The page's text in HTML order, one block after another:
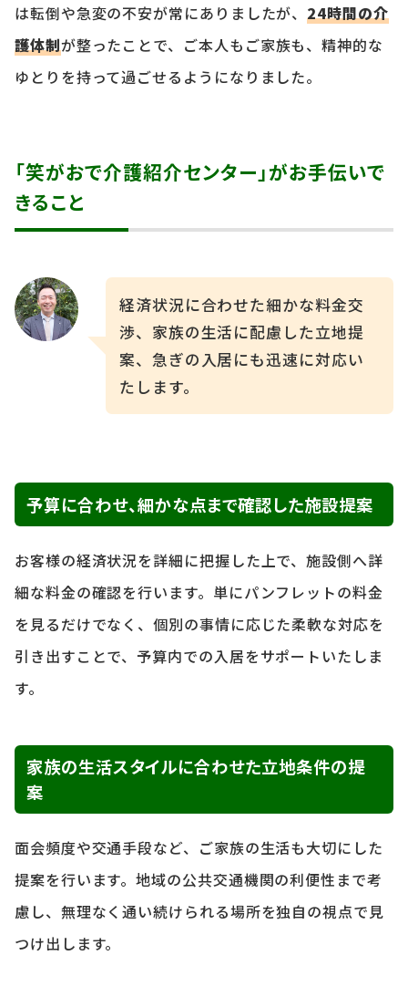
は転倒や急変の不安が常にありましたが、 24時間の介
護体制が整ったことで、ご本人もご家族も、精神的な
ゆとりを持って過ごせるようになりました。
「笑がおで介護紹介センター」がお手伝いで
きること
経済状況に合わせた細かな料金交
渉、家族の生活に配慮した立地提
案、急ぎの入居にも迅速に対応い
たします。
予算に合わせ、細かな点まで確認した施設提案
お客様の経済状況を詳細に把握した上で、施設側へ詳
細な料金の確認を行います。単にパンフレットの料金
を見るだけでなく、個別の事情に応じた柔軟な対応を
引き出すことで、予算内での入居をサポートいたしま
す。
家族の生活スタイルに合わせた立地条件の提
案
面会頻度や交通手段など、ご家族の生活も大切にした
提案を行います。地域の公共交通機関の利便性まで考
慮し、無理なく通い続けられる場所を独自の視点で見
つけ出します。